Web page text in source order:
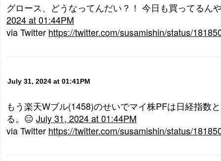
グロース、どうなってんだい？！ 今日も買ってるん
2024 at 01:44PM
via Twitter https://twitter.com/susamishin/status/
July 31, 2024 at 01:41PM
もう楽天Wブル(1458)のせいでマイ株PFは日経指数
る。😑 July 31, 2024 at 01:44PM
via Twitter https://twitter.com/susamishin/status/